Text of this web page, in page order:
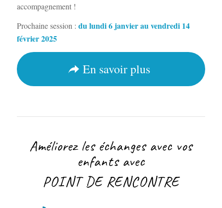
accompagnement !
Prochaine session : du lundi 6 janvier au vendredi 14
février 2025
En savoir plus
Améliorez les échanges avec vos
enfants avec
POINT DE RENCONTRE